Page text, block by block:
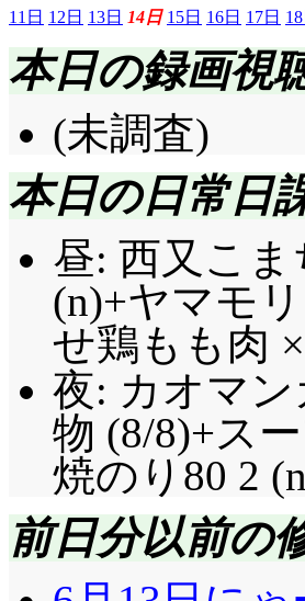
11日 12日 13日 14日 15日 16日 17日 18
本日の録画視
(未調査)
本日の日常日
昼: 西又こま
(n)+ヤマモ
せ鶏もも肉
夜: カオマ
物 (8/8)+ス
焼のり80 2
前日分以前の